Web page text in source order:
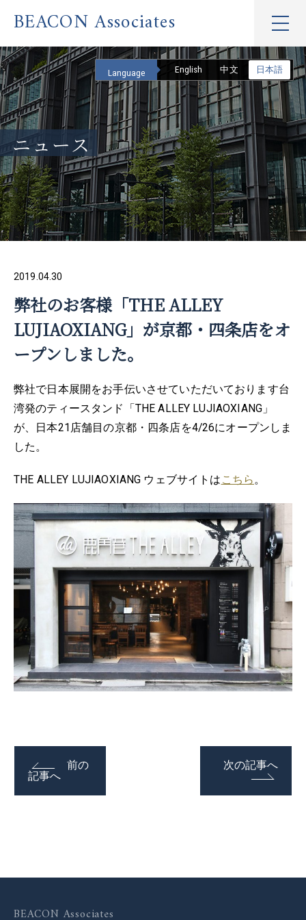
BEACON Associates
ニュース
Language English 中文 日本語
2019.04.30
弊社のお客様「THE ALLEY
LUJIAOXIANG」が京都・四条店をオ
ープンしました。
弊社で日本展開をお手伝いさせていただいております台
湾発のティースタンド「THE ALLEY LUJIAOXIANG」
が、日本21店舗目の京都・四条店を4/26にオープンしま
した。
THE ALLEY LUJIAOXIANG ウェブサイトは こちら。
前の
記事へ
次の記事へ
BEACON Associates